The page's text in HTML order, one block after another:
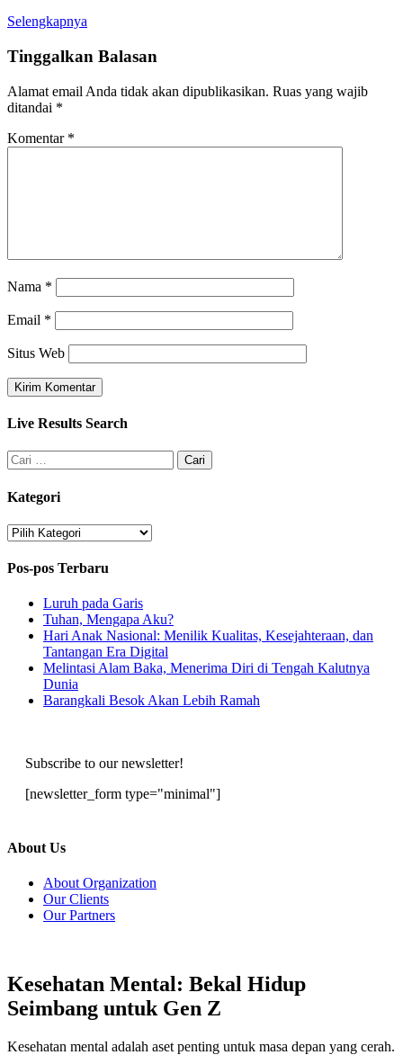
Selengkapnya
Tinggalkan Balasan
Alamat email Anda tidak akan dipublikasikan. Ruas yang wajib
ditandai *
Komentar *
Nama *
Email *
Situs Web
Live Results Search
Kategori
Pos-pos Terbaru
Luruh pada Garis
Tuhan, Mengapa Aku?
Hari Anak Nasional: Menilik Kualitas, Kesejahteraan, dan
Tantangan Era Digital
Melintasi Alam Baka, Menerima Diri di Tengah Kalutnya
Dunia
Barangkali Besok Akan Lebih Ramah
Subscribe to our newsletter!
[newsletter_form type="minimal"]
About Us
About Organization
Our Clients
Our Partners
Kesehatan Mental: Bekal Hidup
Seimbang untuk Gen Z
Kesehatan mental adalah aset penting untuk masa depan yang cerah.